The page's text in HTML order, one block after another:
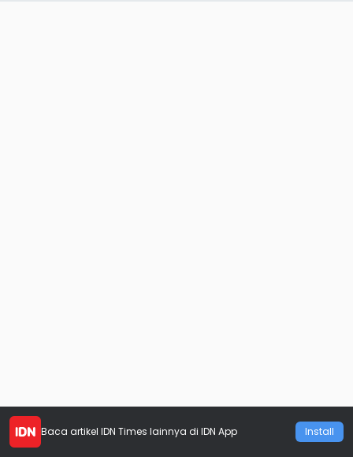
Baca artikel IDN Times lainnya di IDN App Install